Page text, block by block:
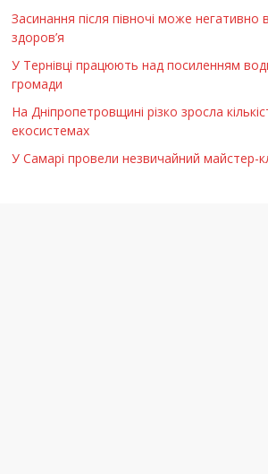
Засинання після півночі може негативно
здоров’я
У Тернівці працюють над посиленням
громади
На Дніпропетровщині різко зросла
екосистемах
У Самарі провели незвичайний майстер-